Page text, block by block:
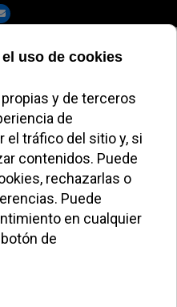
al
los
a los